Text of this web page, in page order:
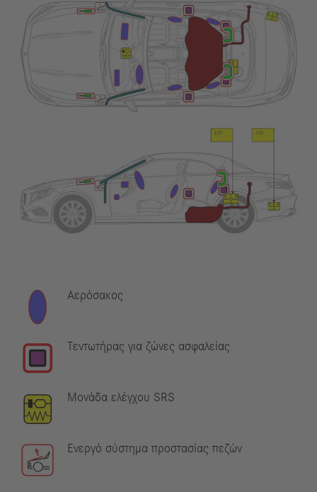
Αερόσακος
Τεντωτήρας για ζώνες ασφαλείας
Μονάδα ελέγχου SRS
Ενεργό σύστημα προστασίας πεζών